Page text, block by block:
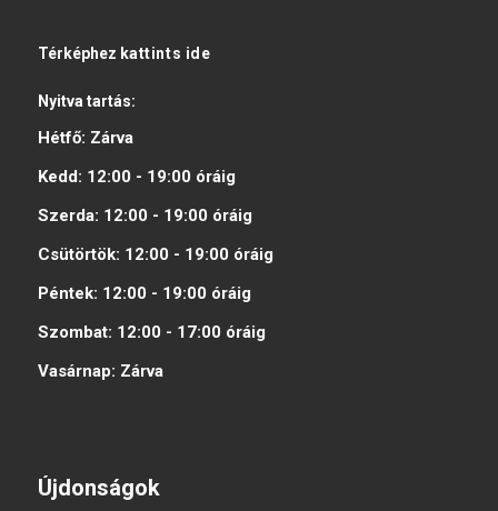
Térképhez kattints ide
Nyitva tartás:
Hétfő: Zárva
Kedd: 12:00 - 19:00 óráig
Szerda: 12:00 - 19:00 óráig
Csütörtök: 12:00 - 19:00 óráig
Péntek: 12:00 - 19:00 óráig
Szombat: 12:00 - 17:00 óráig
Vasárnap: Zárva
Újdonságok